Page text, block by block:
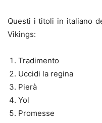
Questi i titoli in italiano
Vikings:
Tradimento
Uccidi la regina
Pierà
Yol
Promesse